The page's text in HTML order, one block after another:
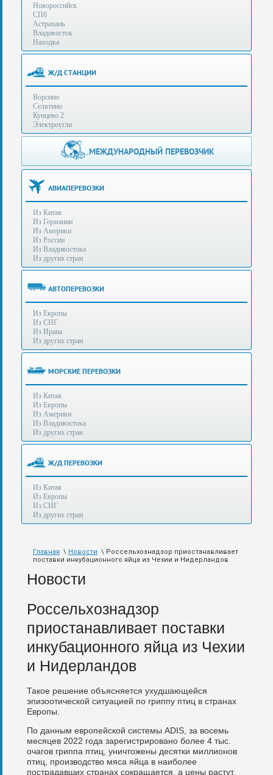
Стоимость
услуг
Контакты
Заказать
звонок
Сделать
запрос
Многоканальный
телефон:
(495)
788-
Бесплатные
консультации
(Без
выходных
8:00
до
21:30)
Таможенное
оформление
грузов
аэропортах
Москвы
Шереметьево,
Внуково,
также
авиа,
железной
дороге.
Дополнительные
+7 (929) 575-
96-62
+7 (925) 104-
15-94
e-mail:info@s-standard.ru
Новороссийск
СПб
Астрахань
Владивосток
Находка
Ж/Д СТАНЦИИ
Ворсино
Селятино
Кунцево 2
Электроугли
МЕЖДУНАРОДНЫЙ ПЕРЕВОЗЧИК
АВИАПЕРЕВОЗКИ
Из Китая
Из Германии
Из Америки
Из России
Из Владивостока
Из других стран
АВТОПЕРЕВОЗКИ
Из Европы
Из СНГ
Из Ирана
Из других стран
МОРСКИЕ ПЕРЕВОЗКИ
Из Китая
Из Европы
Из Америки
Из Владивостока
Из других стран
Ж/Д ПЕРЕВОЗКИ
Из Китая
Из Европы
Из СНГ
Из других стран
Главная \ Новости \ Россельхознадзор приостанавливает
поставки инкубационного яйца из Чехии и Нидерландов
Новости
Россельхознадзор
приостанавливает поставки
инкубационного яйца из Чехии
и Нидерландов
Такое решение объясняется ухудшающейся
эпизоотической ситуацией по гриппу птиц в странах
Европы.
По данным европейской системы ADIS, за восемь
месяцев 2022 года зарегистрировано более 4 тыс.
очагов гриппа птиц, уничтожены десятки миллионов
птиц, производство мяса яйца в наиболее
пострадавших странах сокращается, а цены растут,